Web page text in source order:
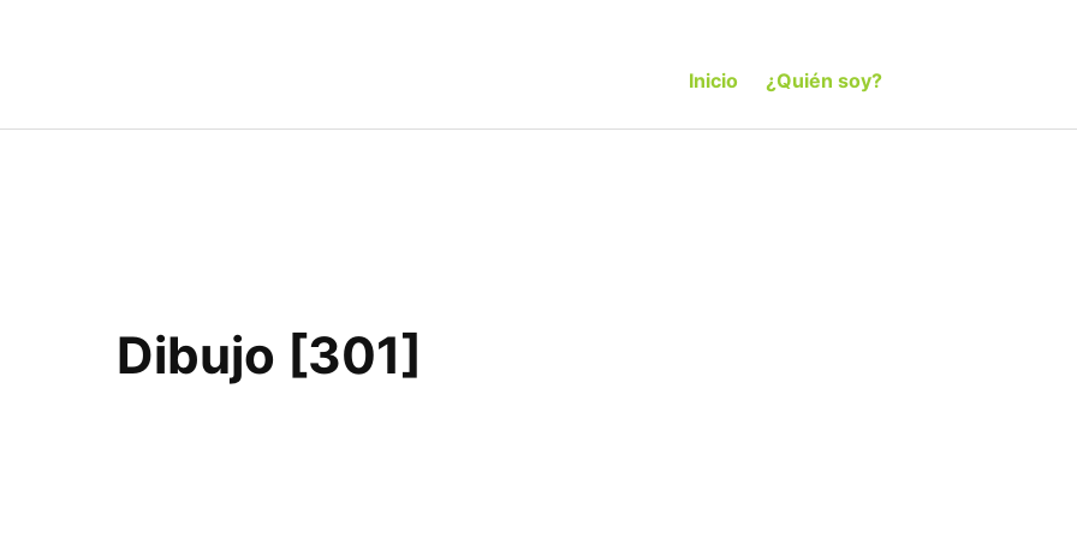
Inicio ¿Quién soy?
Dibujo [301]